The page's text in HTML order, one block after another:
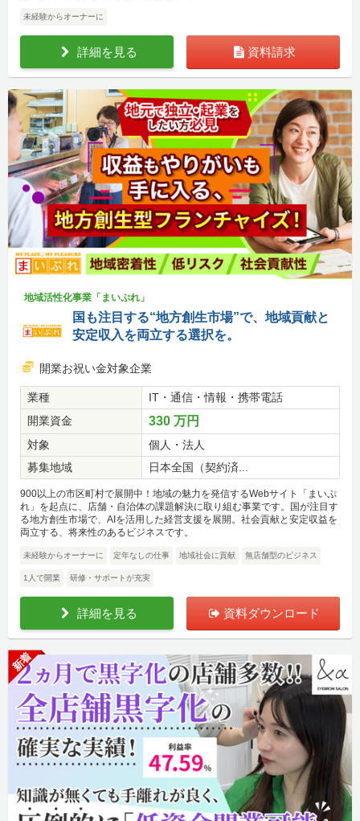
未経験からオーナーに
詳細を見る 資料請求
地域活性化事業「まいぷれ」
国も注目する“地方創生市場”で、地域貢献と
安定収入を両立する選択を。
開業お祝い金対象企業
業種
IT・通信・情報・携帯電話
開業資金
330 万円
対象
個人・法人
募集地域
日本全国（契約済...
900以上の市区町村で展開中！地域の魅力を発信するWebサイト「まいぷ
れ」を起点に、店舗・自治体の課題解決に取り組む事業です。国が注目す
る地方創生市場で、AIを活用した経営支援を展開。社会貢献と安定収益を
両立する、将来性のあるビジネスです。
未経験からオーナーに 定年なしの仕事 地域社会に貢献 無店舗型のビジネス
1人で開業 研修・サポートが充実
詳細を見る 資料ダウンロード
新着